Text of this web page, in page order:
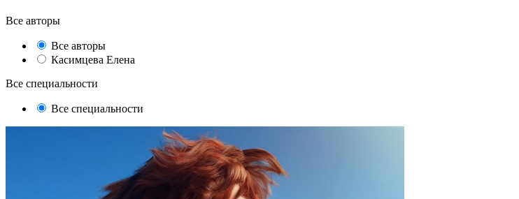
Все авторы
Все авторы
Касимцева Елена
Все специальности
Все специальности